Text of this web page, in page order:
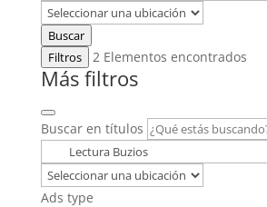
Buscar
Filtros
2Elementos encontrados
Más filtros
Buscar en títulos
Ads type